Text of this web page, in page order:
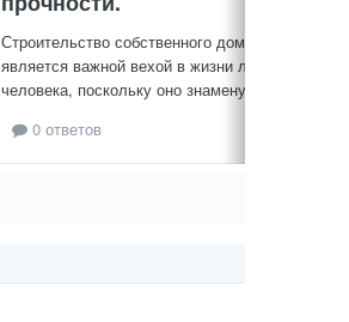
Строительство собственного дома
является важной вехой в жизни любого
человека, поскольку оно знаменует...
0 ответов